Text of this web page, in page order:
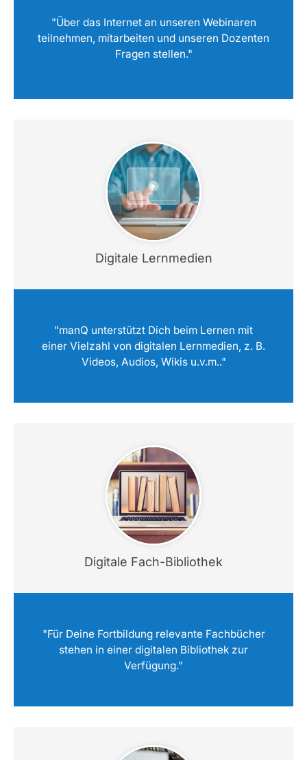
"Über das Internet an unseren Webinaren
teilnehmen, mitarbeiten und unseren Dozenten
Fragen stellen."
"manQ unterstützt Dich beim Lernen mit
einer Vielzahl von digitalen Lernmedien, z. B.
Videos, Audios, Wikis u.v.m.."
Digitale Lernmedien
"Für Deine Fortbildung relevante Fachbücher
stehen in einer digitalen Bibliothek zur
Verfügung."
Digitale Fach-Bibliothek